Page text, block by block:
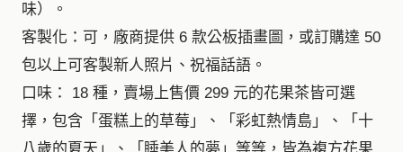
味）。
客製化：可，廠商提供 6 款公板插畫圖，或訂購達 50
包以上可客製新人照片、祝福話語。
口味： 18 種，賣場上售價 299 元的花果茶皆可選
擇，包含「蛋糕上的草莓」、「彩虹熱情島」、「十